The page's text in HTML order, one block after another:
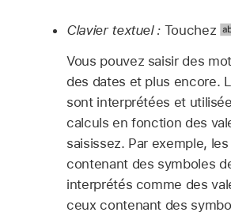
Clavier textuel : Touchez
Vous pouvez saisir des
des dates et plus encore.
sont interprétées et
calculs en fonction des
saisissez. Par exemple,
contenant des symboles
interprétés comme des
ceux contenant des